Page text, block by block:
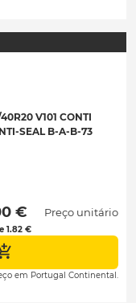
V101 CONTI
SEAL B-A-B-73
€
1.82 €
Preço unitário
em Portugal Continental.